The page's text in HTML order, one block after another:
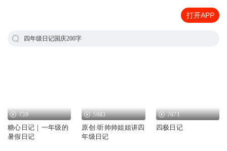
打开APP
四年级日记国庆200字
739
糖心日记｜一年级的
暑假日记
5683
原创:听帅帅姐姐讲四
年级日记
7671
四极日记